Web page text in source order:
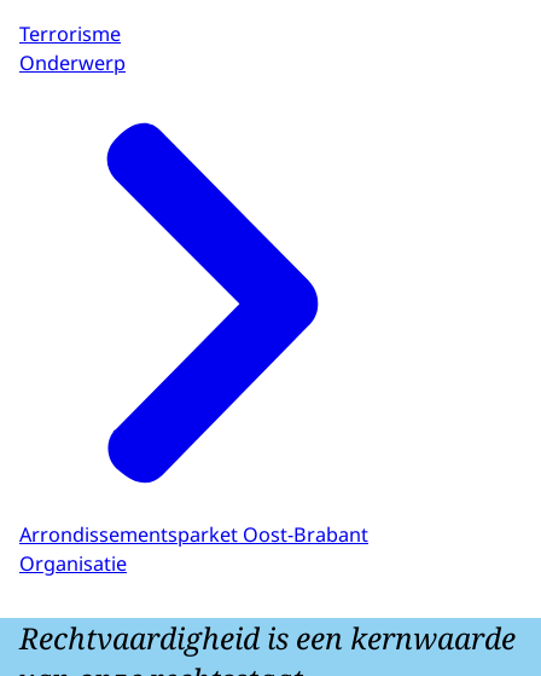
Terrorisme
Onderwerp
Arrondissementsparket Oost-Brabant
Organisatie
Rechtvaardigheid is een kernwaarde